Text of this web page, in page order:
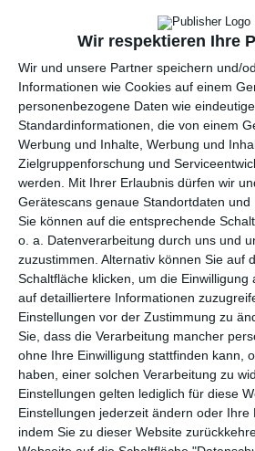
Wir respektieren Ihre
Wir und unsere Partner speichern und/
Informationen wie Cookies auf einem
personenbezogene Daten wie
Standardinformationen, die von einem
Werbung und Inhalte, Werbung und
Zielgruppenforschung und
werden.
Mit Ihrer Erlaubnis dürfen wir
Gerätescans genaue Standortdaten und
Sie können auf die entsprechende
o. a. Datenverarbeitung durch uns und
zuzustimmen. Alternativ können Sie auf
Schaltfläche klicken, um die Einwilligung
auf detailliertere Informationen
Einstellungen vor der Zustimmung zu
Sie, dass die Verarbeitung mancher
ohne Ihre Einwilligung stattfinden kann,
haben, einer solchen Verarbeitung zu
Einstellungen gelten lediglich für diese
Einstellungen jederzeit ändern oder Ihre
indem Sie zu dieser Website
Stilvolles
Schlafzimmer mit
Boho-Elementen
Zu den